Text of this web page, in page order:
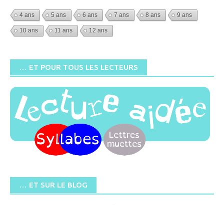
4 ans 5 ans 6 ans 7 ans 8 ans 9 ans
10 ans 11 ans 12 ans
… ET POUR TOUS LES LECTEURS
… ET SUR LE BLOG